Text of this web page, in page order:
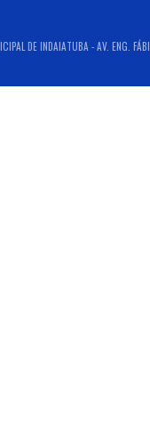
DE INDAIATUBA - AV. ENG.